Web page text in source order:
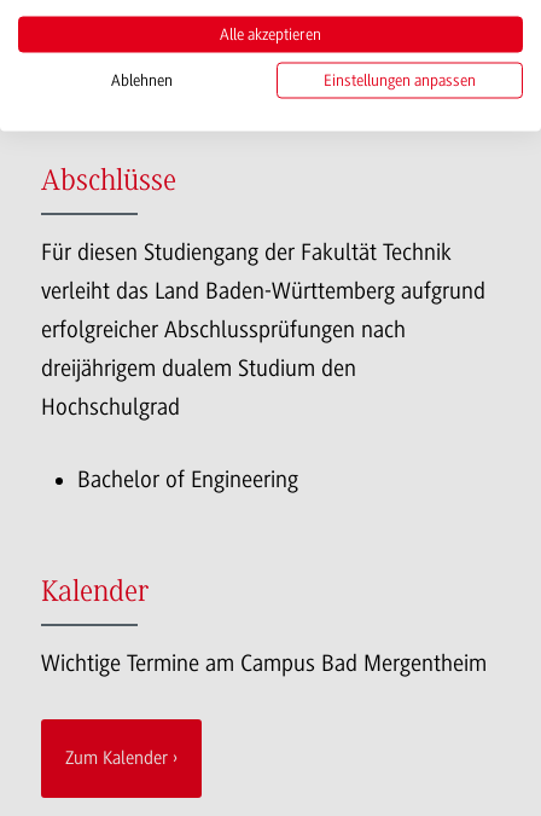
(Ausbildung nach Richtlinien der Deutschen
Gesellschaft für Qualität) runden das Curriculum
Abschlüsse
Für diesen Studiengang der Fakultät Technik
verleiht das Land Baden-Württemberg aufgrund
erfolgreicher Abschlussprüfungen nach
dreijährigem dualem Studium den
Hochschulgrad
Bachelor of Engineering
Kalender
Wichtige Termine am Campus Bad Mergentheim
Zum Kalender
Alle akzeptieren
Ablehnen Einstellungen anpassen